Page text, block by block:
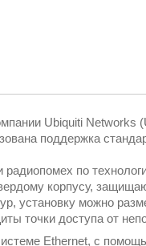
Ubiquiti Networks
поддержка
по
корпусу,
установку можно
точки доступа от
Ethernet, с